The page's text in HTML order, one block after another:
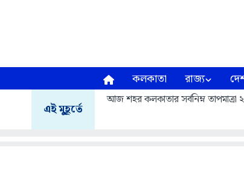
কলকাতা রাজ্য
এই মুহূর্তে
আজ শহর কলকাতার সর্বনিম্ন তাপমাত্রা